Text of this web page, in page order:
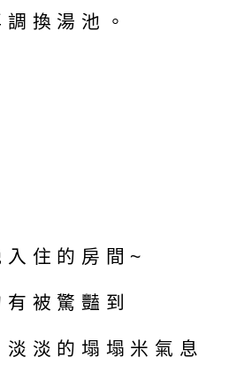
換湯池。
住的房間~
被驚豔到
淡的塌塌米氣息